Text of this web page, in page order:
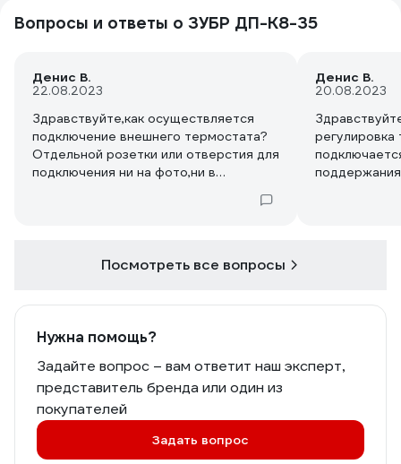
Вопросы и ответы о ЗУБР ДП-К8-35
Денис В.
22.08.2023
Здравствуйте,как осуществляется
подключение внешнего термостата?
Отдельной розетки или отверстия для
подключения ни на фото,ни в
Денис В.
20.08.2023
Посмотреть все вопросы
Нужна помощь?
Задайте вопрос – вам ответит наш эксперт,
представитель бренда или один из
покупателей
Задать вопрос